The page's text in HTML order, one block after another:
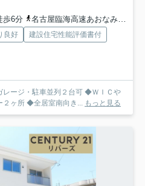
歩6分
名古屋臨海高速あおなみ線「ささしまライブ」駅 徒歩11分
良好
建設住宅性能評価書付
ージ・駐車並列２台可 ◆ＷＩＣや
２ヶ所 ◆全居室南向き... もっと見る